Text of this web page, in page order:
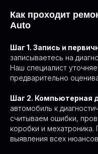
Как проходит
Auto
Шаг 1. Запись и
записываетесь на
Наш специалист
предварительно
Шаг 2. Компьютерная
автомобиль к
считываем ошибки,
коробки и
выявления всех
01/
ЧЕСТНЫЕ ЦЕНЫ
И СРОКИ
Посмотрите короткое видео,
чтобы узнать о нашем сервисе